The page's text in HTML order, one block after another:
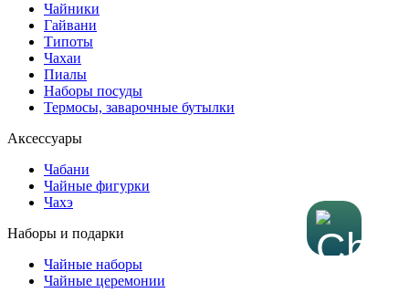
Чайники
Гайвани
Типоты
Чахаи
Пиалы
Наборы посуды
Термосы, заварочные бутылки
Аксессуары
Чабани
Чайные фигурки
Чахэ
Наборы и подарки
Чайные наборы
Чайные церемонии